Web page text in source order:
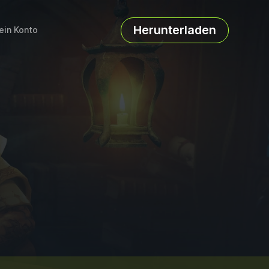
Konto Herunterladen